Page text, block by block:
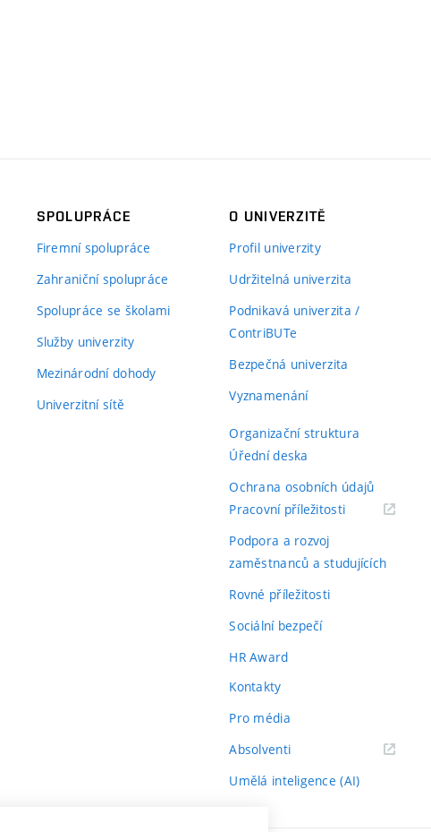
SPOLUPRÁCE
Firemní spolupráce
Zahraniční spolupráce
Spolupráce se školami
Služby univerzity
Mezinárodní dohody
Univerzitní sítě
O UNIVERZITĚ
Profil univerzity
Udržitelná univerzita
Podnikavá univerzita /
ContriBUTe
Bezpečná univerzita
Vyznamenání
Organizační struktura
Úřední deska
Ochrana osobních údajů
Pracovní příležitosti(externí
Podpora a rozvoj
zaměstnanců a studujících
Rovné příležitosti
Sociální bezpečí
HR Award
Kontakty
Pro média
Absolventi(externí
Umělá inteligence (AI)